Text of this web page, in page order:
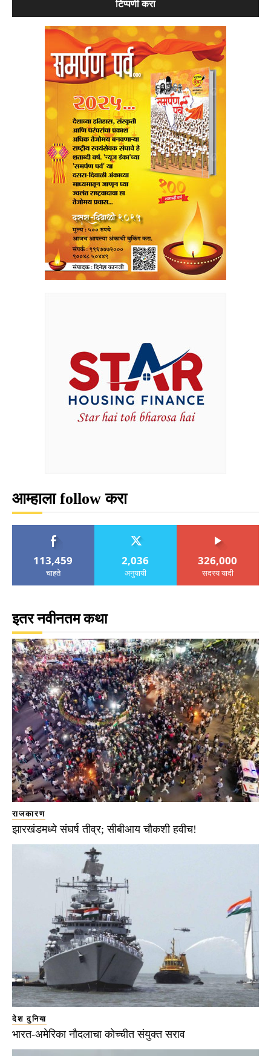
आम्हाला follow करा
113,459
चाहते
2,036
अनुयायी
326,000
सदस्य यादी
इतर नवीनतम कथा
राजकारण
झारखंडमध्ये संघर्ष तीव्र; सीबीआय चौकशी हवीच!
देश दुनिया
भारत-अमेरिका नौदलाचा कोच्चीत संयुक्त सराव